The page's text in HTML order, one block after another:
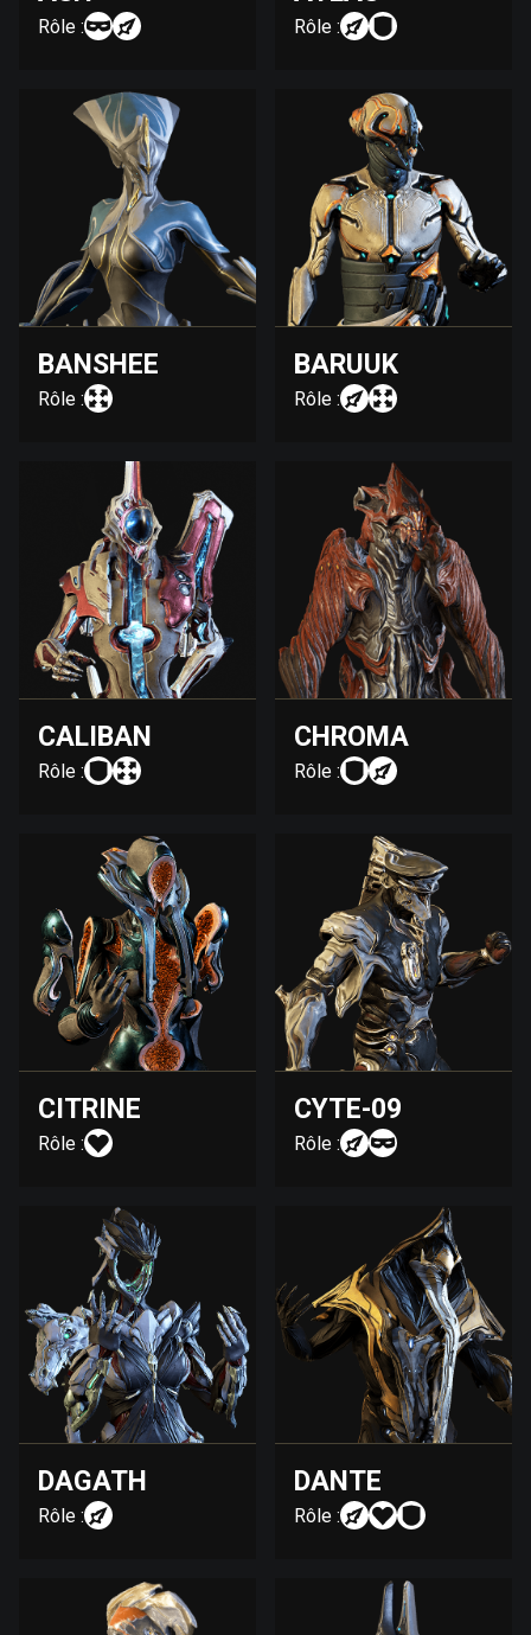
Rôle : Rôle :
BANSHEE
Rôle :
BARUUK
Rôle :
CALIBAN
Rôle :
CHROMA
Rôle :
CITRINE
Rôle :
CYTE-09
Rôle :
DAGATH
Rôle :
DANTE
Rôle :